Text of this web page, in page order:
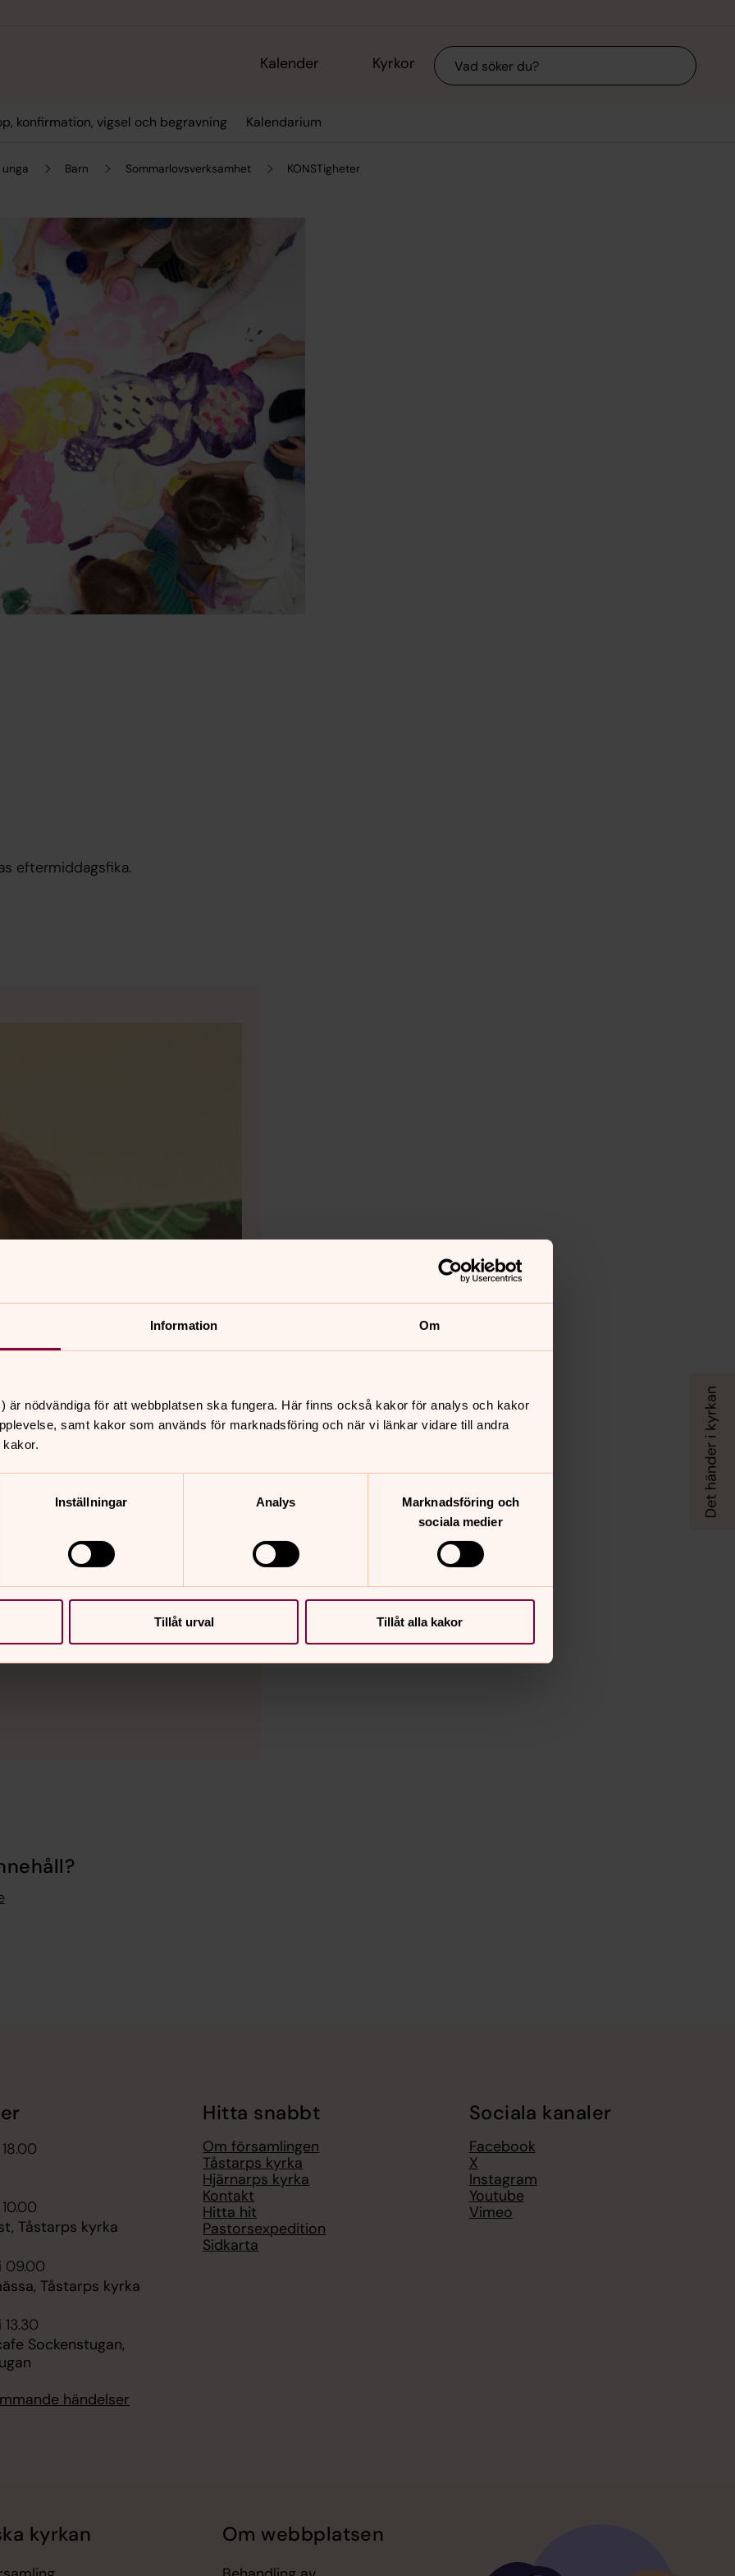
Information Om
är nödvändiga för att webbplatsen ska fungera. Här finns också kakor för analys och kakor
samt kakor som används för marknadsföring och när vi länkar vidare till andra
Inställningar Analys
Marknadsföring och
sociala medier
Tillåt urval Tillåt alla kakor
Kalender Kyrkor Sök
konfirmation, vigsel och begravning Kalendarium
Barn Sommarlovsverksamhet KONSTigheter
eftermiddagsfika.
- ledamot, Svenska kyrkan
Tåstarps kyrka
09.00
Tåstarps kyrka
Sockenstugan,
händelser
Hitta snabbt
Om församlingen
Tåstarps kyrka
Hjärnarps kyrka
Kontakt
Hitta hit
Pastorsexpedition
Sidkarta
Sociala kanaler
Facebook
X
Instagram
Youtube
Vimeo
kyrkan Om webbplatsen